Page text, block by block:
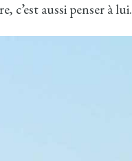
c’est aussi penser à lui.